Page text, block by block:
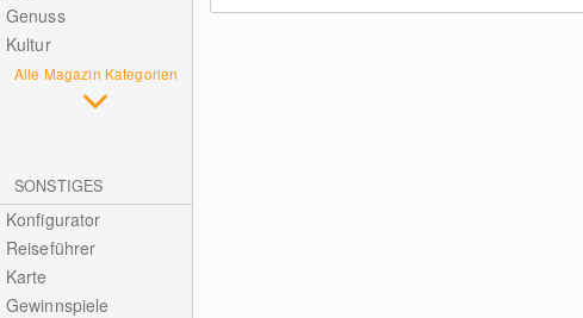
Genuss
Kultur
Alle Magazin Kategorien
SONSTIGES
Konfigurator
Reiseführer
Karte
Gewinnspiele